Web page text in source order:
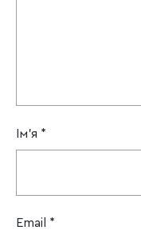
Ім'я *
Email *